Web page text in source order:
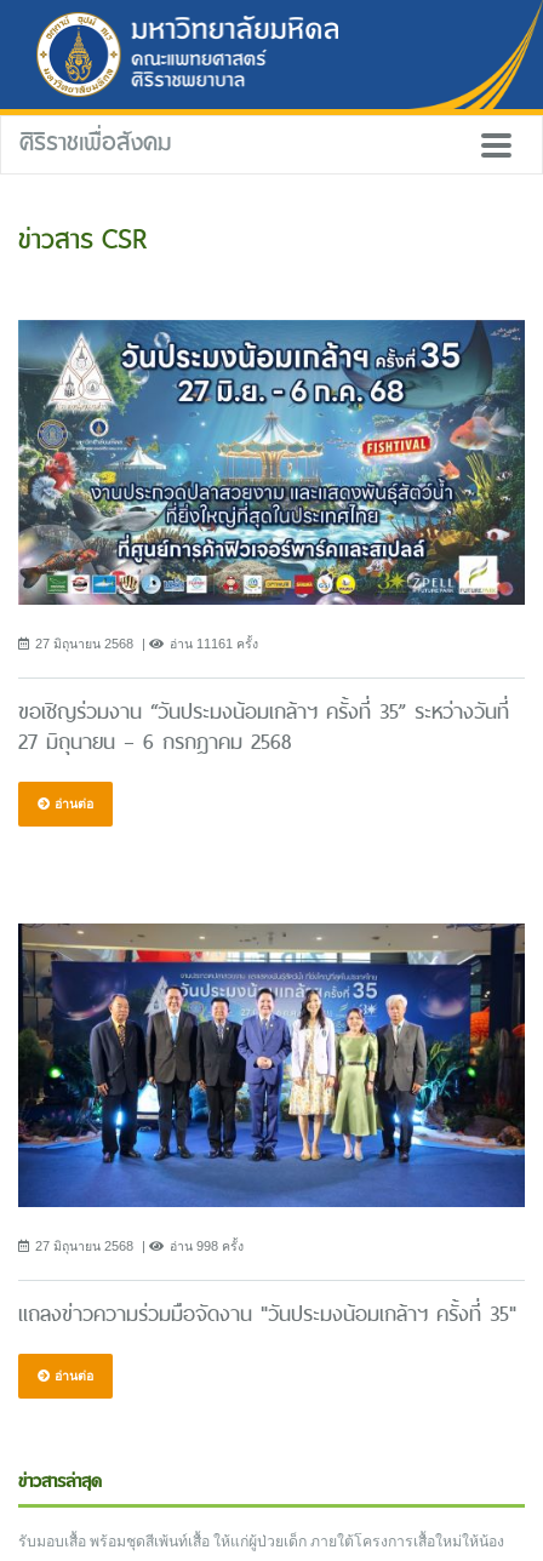
ศิริราชเพื่อสังคม
ข่าวสาร CSR
27 มิถุนายน 2568 อ่าน 11161 ครั้ง
ขอเชิญร่วมงาน “วันประมงน้อมเกล้าฯ ครั้งที่ 35” ระหว่างวันที่
27 มิถุนายน – 6 กรกฎาคม 2568
อ่านต่อ
27 มิถุนายน 2568 อ่าน 998 ครั้ง
แถลงข่าวความร่วมมือจัดงาน "วันประมงน้อมเกล้าฯ ครั้งที่ 35"
อ่านต่อ
ข่าวสารล่าสุด
รับมอบเสื้อ พร้อมชุดสีเพ้นท์เสื้อ ให้แก่ผู้ป่วยเด็ก ภายใต้โครงการเสื้อใหม่ให้น้อง